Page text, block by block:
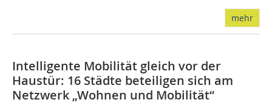
mehr
Intelligente Mobilität gleich vor der
Haustür: 16 Städte beteiligen sich am
Netzwerk „Wohnen und Mobilität“